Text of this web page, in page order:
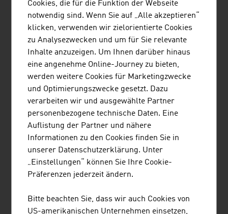
Nachhaltigkeit ist in der Weinwirtschaft und bei der
Herstellung von Bier und Spirituosen seit vielen Jahren
ein wichtiges Thema. Der Weinbau ist eine sehr intensive
Form der Landwirtschaft, denn er braucht
Pflanzenschutz- bzw. Pflanzenpflegemittel, Dünger,
einen hohen Maschinen- und damit Energie- und
Wasseraufwand. Doch 25 % aller österreichischen
Weingärten werden bereits nach den Richtlinien des
biologischen Landbaus bearbeitet. Außerdem ist der
Anbau von gentechnisch veränderten Pflanzen
grundsätzlich verboten.
Ziel eines nachhaltigen Weinbaus ist es, die Ressourcen
zu schonen und emissionsarm zu produzieren. Das
schließt auch die Verarbeitungs- und Vertriebsketten
damit entsprochen. Die Umstellung auf Bio-, Demeter-
Cookies, die für die Funktion der Webseite
notwendig sind. Wenn Sie auf „Alle akzeptieren“
klicken, verwenden wir zielorientierte Cookies
zu Analysezwecken und um für Sie relevante
Inhalte anzuzeigen. Um Ihnen darüber hinaus
eine angenehme Online-Journey zu bieten,
werden weitere Cookies für Marketingzwecke
und Optimierungszwecke gesetzt. Dazu
verarbeiten wir und ausgewählte Partner
personenbezogene technische Daten. Eine
Auflistung der Partner und nähere
Informationen zu den Cookies finden Sie in
unserer Datenschutzerklärung. Unter
„Einstellungen“ können Sie Ihre Cookie-
Präferenzen jederzeit ändern.
Bitte beachten Sie, dass wir auch Cookies von
US-amerikanischen Unternehmen einsetzen,